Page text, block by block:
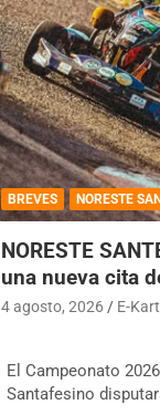
BREVES NORESTE
NORESTE
una nueva cita
4 agosto, 2026 E-Kart
El Campeonato
Santafesino